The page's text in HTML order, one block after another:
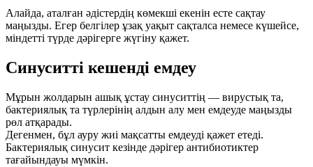
Алайда, аталған әдістердің көмекші екенін есте сақтау
маңызды. Егер белгілер ұзақ уақыт сақталса немесе күшейсе,
міндетті түрде дәрігерге жүгіну қажет.
Синуситті кешенді емдеу
Мұрын жолдарын ашық ұстау синуситтің — вирустық та,
бактериялық та түрлерінің алдын алу мен емдеуде маңызды
рөл атқарады.
Дегенмен, бұл ауру жиі мақсатты емдеуді қажет етеді.
Бактериялық синусит кезінде дәрігер антибиотиктер
тағайындауы мүмкін.